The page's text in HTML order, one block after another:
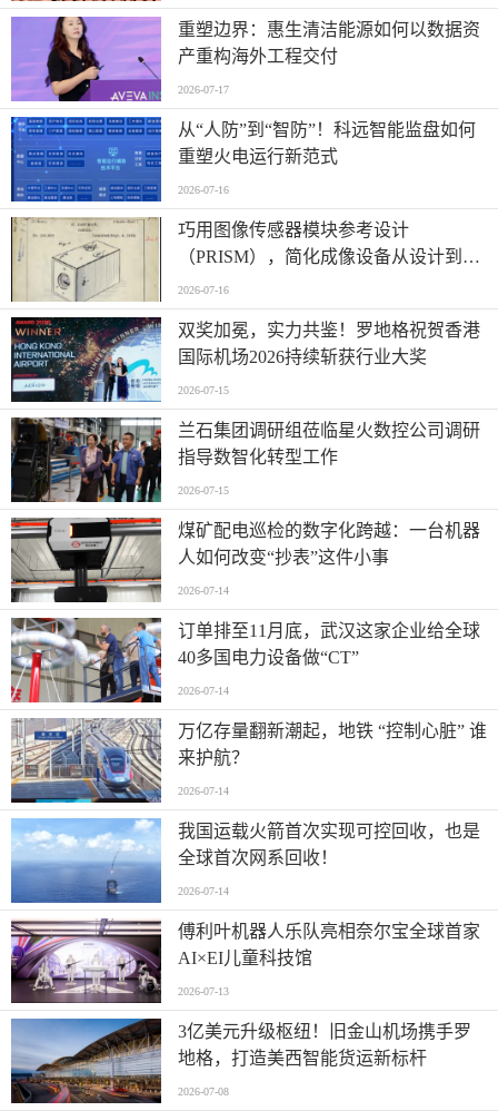
重塑边界：惠生清洁能源如何以数据资
产重构海外工程交付
2026-07-17
从“人防”到“智防”！科远智能监盘如何
重塑火电运行新范式
2026-07-16
巧用图像传感器模块参考设计
（PRISM），简化成像设备从设计到制
造的全流程
2026-07-16
双奖加冕，实力共鉴！罗地格祝贺香港
国际机场2026持续斩获行业大奖
2026-07-15
兰石集团调研组莅临星火数控公司调研
指导数智化转型工作
2026-07-15
煤矿配电巡检的数字化跨越：一台机器
人如何改变“抄表”这件小事
2026-07-14
订单排至11月底，武汉这家企业给全球
40多国电力设备做“CT”
2026-07-14
万亿存量翻新潮起，地铁 “控制心脏” 谁
来护航？
2026-07-14
我国运载火箭首次实现可控回收，也是
全球首次网系回收！
2026-07-14
傅利叶机器人乐队亮相奈尔宝全球首家
AI×EI儿童科技馆
2026-07-13
​3亿美元升级枢纽！旧金山机场携手罗
地格，打造美西智能货运新标杆
2026-07-08